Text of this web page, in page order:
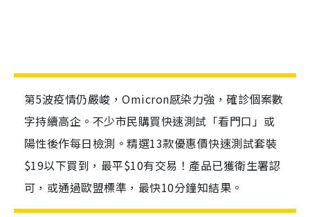
第5波疫情仍嚴峻，Omicron感染力強，確診個案數
字持續高企。不少市民購買快速測試「看門口」或
陽性後作每日檢測。精選13款優惠價快速測試套裝
$19以下買到，最平$10有交易！產品已獲衛生署認
可，或通過歐盟標準，最快10分鐘知結果。